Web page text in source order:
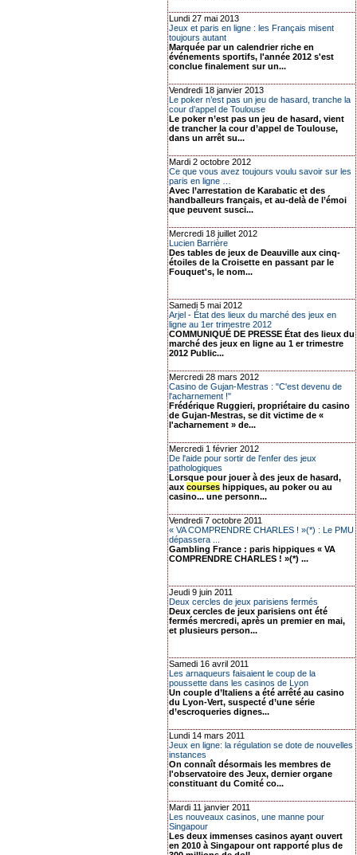
Lundi 27 mai 2013
Jeux et paris en ligne : les Français misent
toujours autant
Marquée par un calendrier riche en
événements sportifs, l'année 2012 s'est
conclue finalement sur un...
Vendredi 18 janvier 2013
Le poker n’est pas un jeu de hasard, tranche la
cour d’appel de Toulouse
Le poker n’est pas un jeu de hasard, vient
de trancher la cour d’appel de Toulouse,
dans un arrêt su...
Mardi 2 octobre 2012
Ce que vous avez toujours voulu savoir sur les
paris en ligne …
Avec l’arrestation de Karabatic et des
handballeurs français, et au-delà de l’émoi
que peuvent susci...
Mercredi 18 juillet 2012
Lucien Barrière
Des tables de jeux de Deauville aux cinq-
étoiles de la Croisette en passant par le
Fouquet's, le nom...
Samedi 5 mai 2012
Arjel - État des lieux du marché des jeux en
ligne au 1er trimestre 2012
COMMUNIQUÉ DE PRESSE État des lieux du
marché des jeux en ligne au 1 er trimestre
2012 Public...
Mercredi 28 mars 2012
Casino de Gujan-Mestras : "C'est devenu de
l'acharnement !"
Frédérique Ruggieri, propriétaire du casino
de Gujan-Mestras, se dit victime de «
l'acharnement » de...
Mercredi 1 février 2012
De l'aide pour sortir de l'enfer des jeux
pathologiques
Lorsque pour jouer à des jeux de hasard,
aux courses hippiques, au poker ou au
casino... une personn...
Vendredi 7 octobre 2011
« VA COMPRENDRE CHARLES ! »(*) : Le PMU
dépassera ...
Gambling France : paris hippiques « VA
COMPRENDRE CHARLES ! »(*) ...
Jeudi 9 juin 2011
Deux cercles de jeux parisiens fermés
Deux cercles de jeux parisiens ont été
fermés mercredi, après un premier en mai,
et plusieurs person...
Samedi 16 avril 2011
Les arnaqueurs faisaient le coup de la
poussette dans les casinos de Lyon
Un couple d’Italiens a été arrêté au casino
du Lyon-Vert, suspecté d’une série
d’escroqueries dignes...
Lundi 14 mars 2011
Jeux en ligne: la régulation se dote de nouvelles
instances
On connaît désormais les membres de
l'observatoire des Jeux, dernier organe
constituant du Comité co...
Mardi 11 janvier 2011
Les nouveaux casinos, une manne pour
Singapour
Les deux immenses casinos ayant ouvert
en 2010 à Singapour ont rapporté plus de